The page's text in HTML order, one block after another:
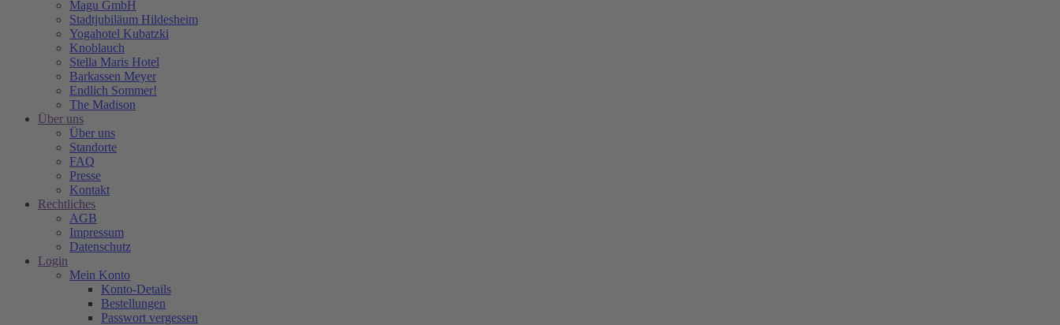
Magu GmbH
Stadtjubiläum Hildesheim
Yogahotel Kubatzki
Knoblauch
Stella Maris Hotel
Barkassen Meyer
Endlich Sommer!
The Madison
Über uns
Über uns
Standorte
FAQ
Presse
Kontakt
Rechtliches
AGB
Impressum
Datenschutz
Login
Mein Konto
Konto-Details
Bestellungen
Passwort vergessen